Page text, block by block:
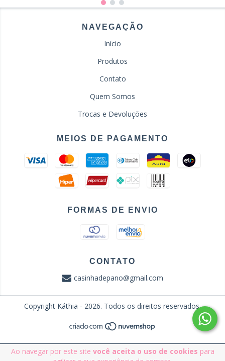
Ao navegar por este site você aceita o uso de cookies para
NAVEGAÇÃO
Início
Produtos
Contato
Quem Somos
Trocas e Devoluções
MEIOS DE PAGAMENTO
FORMAS DE ENVIO
CONTATO
casinhadepano@gmail.com
Copyright Káthia - 2026. Todos os direitos reservados.